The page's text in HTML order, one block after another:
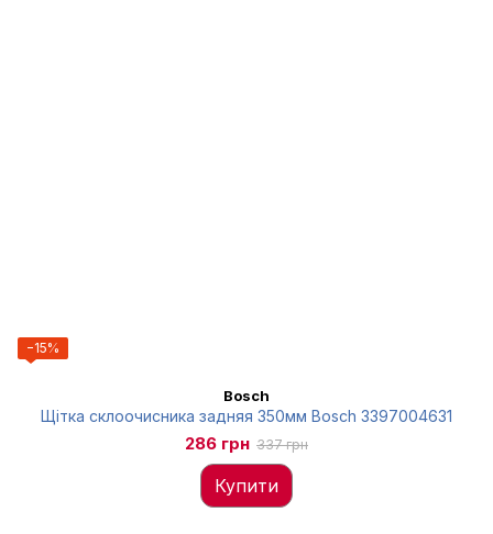
−15%
Bosch
Щітка склоочисника задняя 350мм Bosch 3397004631
286 грн 337 грн
Купити